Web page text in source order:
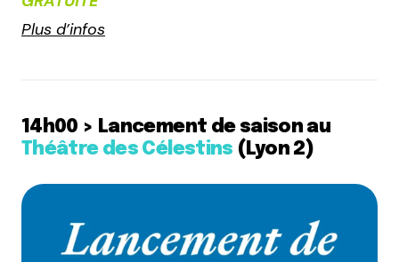
Plus d’infos
14h00 > Lancement de saison au
Théâtre des Célestins (Lyon 2)